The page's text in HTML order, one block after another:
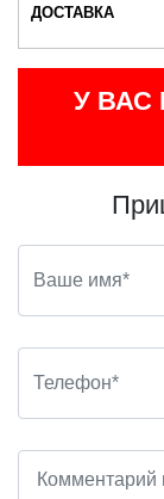
ДОСТАВКА
У ВАС